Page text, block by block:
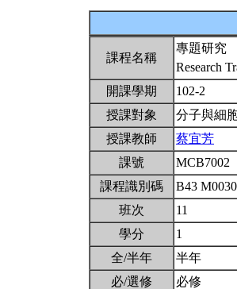
課程名稱
專題研究
Research
開課學期
102-2
授課對象
分子與細
授課教師
蔡宜芳
課號
MCB7002
課程識別碼
B43 M0030
班次
11
學分
1
全/半年
半年
必/選修
必修